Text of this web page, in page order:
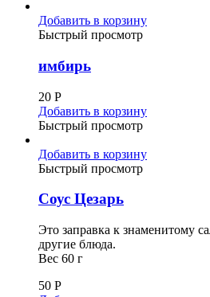
Добавить в корзину
Быстрый просмотр
имбирь
20 Р
Добавить в корзину
Быстрый просмотр
Добавить в корзину
Быстрый просмотр
Соус Цезарь
Это заправка к знаменитому
другие блюда.
Вес 60 г
50 Р